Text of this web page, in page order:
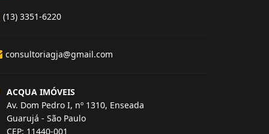
(13) 3351-6220
consultoriagja@gmail.com
ACQUA IMÓVEIS
Av. Dom Pedro I, nº 1310, Enseada
Guarujá - São Paulo
CEP: 11440-001